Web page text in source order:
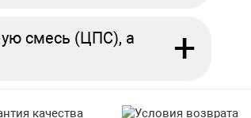
смесь (ЦПС), а
+